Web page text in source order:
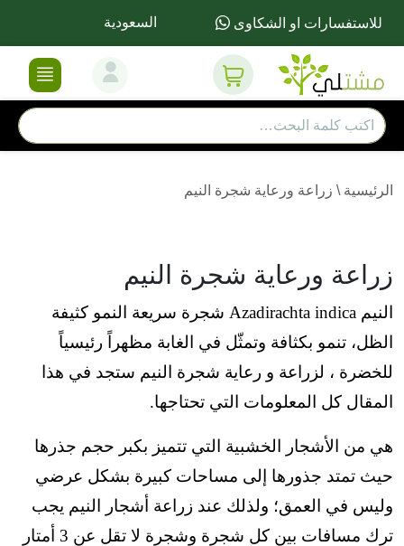
للاستفسارات او الشكاوى السعودية
الرئيسية \ زراعة ورعاية شجرة النيم
زراعة ورعاية شجرة النيم
النيم Azadirachta indica شجرة سريعة النمو كثيفة
الظل، تنمو بكثافة وتمثّل في الغابة مظهراً رئيسياً
للخضرة ، لزراعة و رعاية شجرة النيم ستجد في هذا
المقال كل المعلومات التي تحتاجها.
هي من الأشجار الخشبية التي تتميز بكبر حجم جذرها
حيث تمتد جذورها إلى مساحات كبيرة بشكل عرضي
وليس في العمق؛ ولذلك عند زراعة أشجار النيم يجب
ترك مسافات بين كل شجرة وشجرة لا تقل عن 3 أمتار